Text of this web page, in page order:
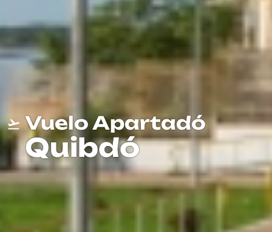
Vuelo Apartadó
Quibdó